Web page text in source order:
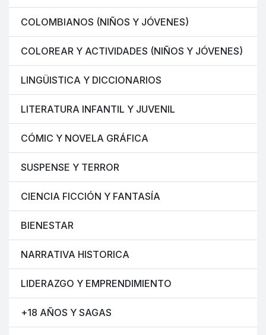
COLOMBIANOS (NIÑOS Y JÓVENES)
COLOREAR Y ACTIVIDADES (NIÑOS Y JÓVENES)
LINGÜISTICA Y DICCIONARIOS
LITERATURA INFANTIL Y JUVENIL
CÓMIC Y NOVELA GRÁFICA
SUSPENSE Y TERROR
CIENCIA FICCIÓN Y FANTASÍA
BIENESTAR
NARRATIVA HISTORICA
LIDERAZGO Y EMPRENDIMIENTO
+18 AÑOS Y SAGAS